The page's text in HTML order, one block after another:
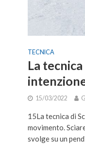
TECNICA
La
15/03/2022
15La tecnica di
movimento.
svolge su un